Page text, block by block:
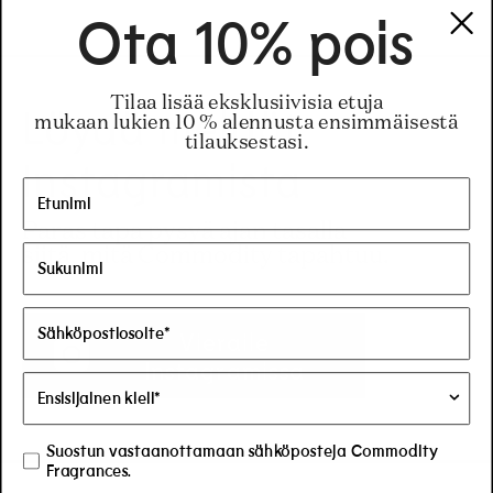
Löydä meidät
Instagramista
Paras tapa pysyä ajan tasalla
siitä, mitä Commodity tapahtuu.
Instagramissa
Ota 10% pois
Tilaa lisää eksklusiivisia etuja
mukaan lukien 10 % alennusta ensimmäisestä
tilauksestasi.
Suostun vastaanottamaan sähköposteja Commodity
Fragrances.